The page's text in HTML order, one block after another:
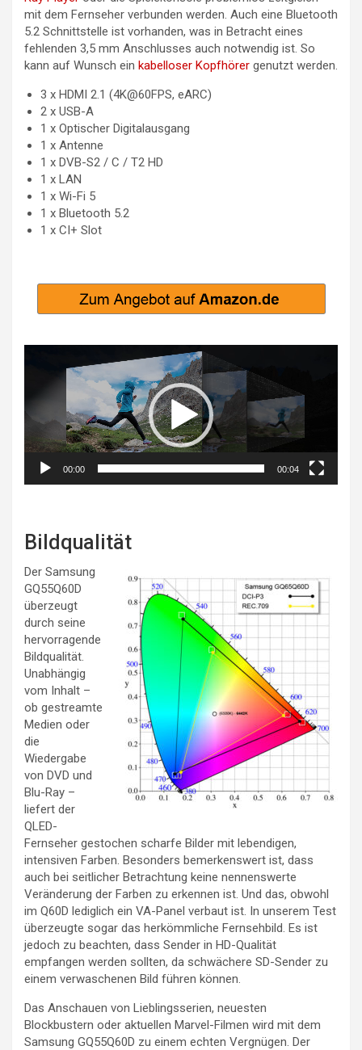
mit dem Fernseher verbunden werden. Auch eine Bluetooth
5.2 Schnittstelle ist vorhanden, was in Betracht eines
fehlenden 3,5 mm Anschlusses auch notwendig ist. So
kann auf Wunsch ein kabelloser Kopfhörer genutzt werden.
3 x HDMI 2.1 (4K@60FPS, eARC)
2 x USB-A
1 x Optischer Digitalausgang
1 x Antenne
1 x DVB-S2 / C / T2 HD
1 x LAN
1 x Wi-Fi 5
1 x Bluetooth 5.2
1 x CI+ Slot
00:00 00:04
Bildqualität
Der Samsung
GQ55Q60D
überzeugt
durch seine
hervorragende
Bildqualität.
Unabhängig
vom Inhalt –
ob gestreamte
Medien oder
die
Wiedergabe
von DVD und
Blu-Ray –
liefert der
QLED-
Fernseher gestochen scharfe Bilder mit lebendigen,
intensiven Farben. Besonders bemerkenswert ist, dass
auch bei seitlicher Betrachtung keine nennenswerte
Veränderung der Farben zu erkennen ist. Und das, obwohl
im Q60D lediglich ein VA-Panel verbaut ist. In unserem Test
überzeugte sogar das herkömmliche Fernsehbild. Es ist
jedoch zu beachten, dass Sender in HD-Qualität
empfangen werden sollten, da schwächere SD-Sender zu
einem verwaschenen Bild führen können.
Das Anschauen von Lieblingsserien, neuesten
Blockbustern oder aktuellen Marvel-Filmen wird mit dem
Samsung GQ55Q60D zu einem echten Vergnügen. Der